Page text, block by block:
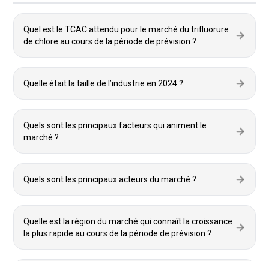
Quel est le TCAC attendu pour le marché du trifluorure
de chlore au cours de la période de prévision ?
Quelle était la taille de l’industrie en 2024 ?
Quels sont les principaux facteurs qui animent le
marché ?
Quels sont les principaux acteurs du marché ?
Quelle est la région du marché qui connaît la croissance
la plus rapide au cours de la période de prévision ?